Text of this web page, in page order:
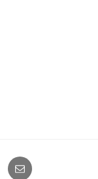
E-